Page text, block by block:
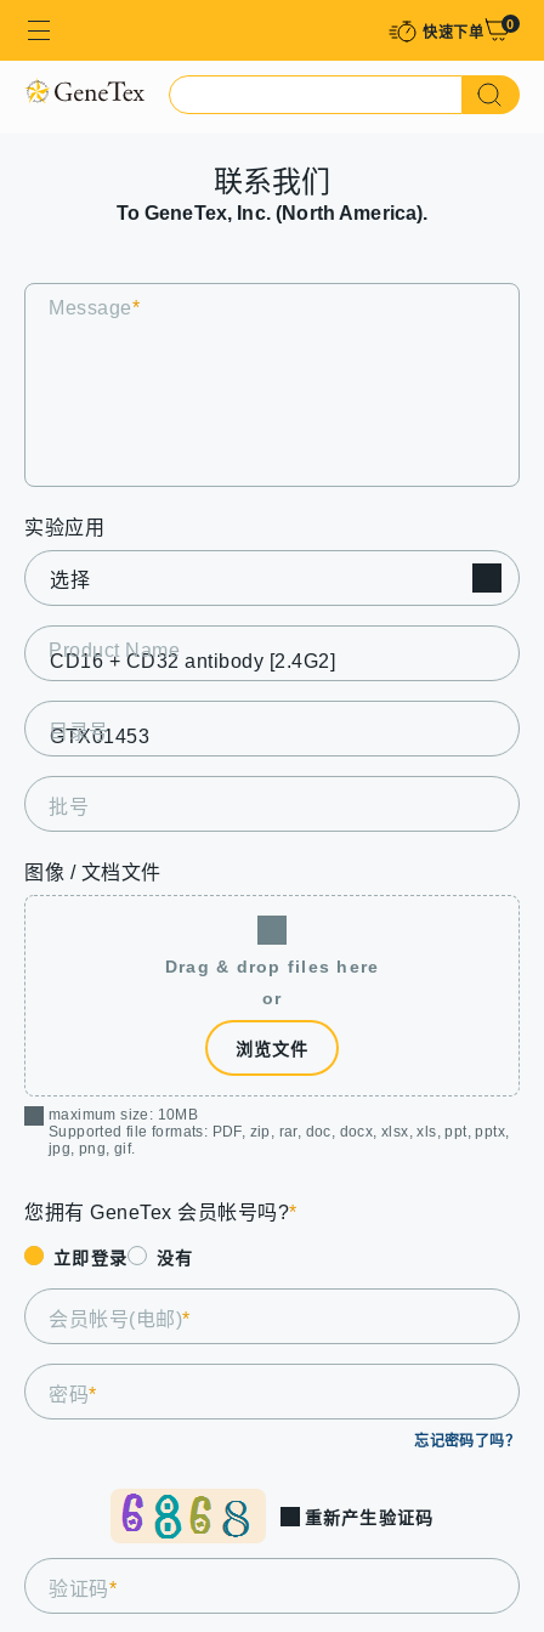
快速下单​ 0
联系我们
To GeneTex, Inc. (North America).
Message*
实验应用
Product Name
目录号
批号
图像 / 文档文件
Drag & drop files here
or
浏览文件
maximum size: 10MB
Supported file formats: PDF, zip, rar, doc, docx, xlsx, xls, ppt, pptx,
jpg, png, gif.
您拥有 GeneTex 会员帐号吗?*
立即登录 没有
会员帐号(电邮)*
密码*
忘记密码了吗？
验证码*
重新产生验证码